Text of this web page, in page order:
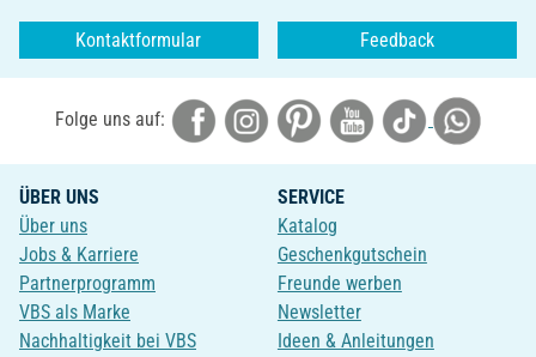
Kontaktformular Feedback
Folge uns auf:
ÜBER UNS
Über uns
Jobs & Karriere
Partnerprogramm
VBS als Marke
Nachhaltigkeit bei VBS
SERVICE
Katalog
Geschenkgutschein
Freunde werben
Newsletter
Ideen & Anleitungen